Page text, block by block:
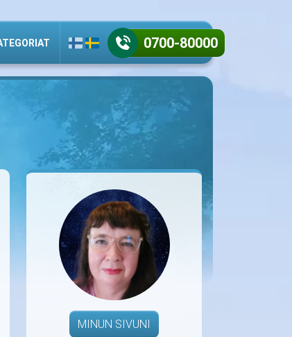
0700-80000
MINUN SIVUNI